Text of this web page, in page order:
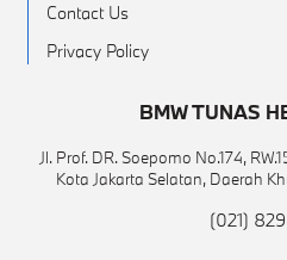
Contact Us
Privacy Policy
BMW TUNAS
Jl. Prof. DR. Soepomo No.174,
Kota Jakarta Selatan, Daerah
(021)